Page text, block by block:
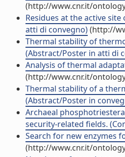
(http://www.cnr.it/
Residues at the active
atti di convegno)(http://
Thermal stability of
(Abstract/Poster in atti di
Analysis of thermal
(http://www.cnr.it/
Thermal stability of a
(Abstract/Poster in
Archaeal
security-related fields.
Search for new enzymes
(http://www.cnr.it/